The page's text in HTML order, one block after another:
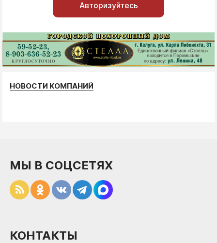
Авторизуйтесь
НОВОСТИ КОМПАНИЙ
МЫ В СОЦСЕТЯХ
КОНТАКТЫ